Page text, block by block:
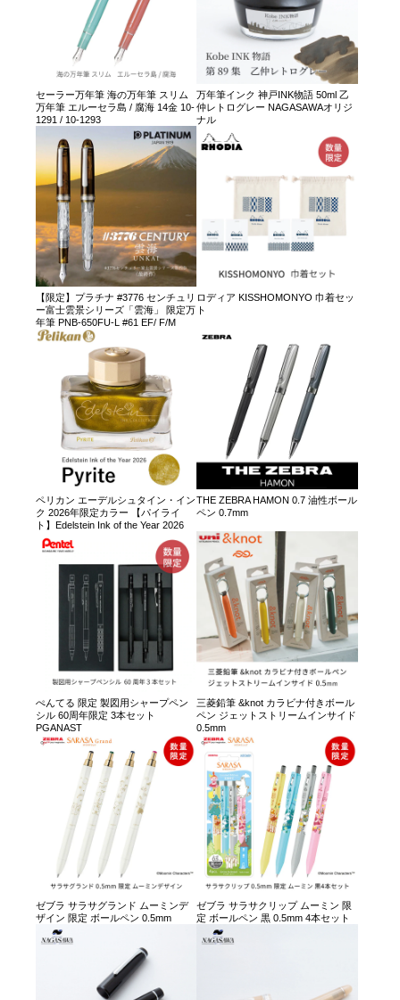
セーラー万年筆 海の万年筆 スリム
万年筆 エルーセラ島 / 腐海 14金 10-
1291 / 10-1293
万年筆インク 神戸INK物語 50ml 乙
仲レトログレー NAGASAWAオリジ
ナル
【限定】プラチナ #3776 センチュリ
ー富士雲景シリーズ「雲海」 限定万
年筆 PNB-650FU-L #61 EF/ F/M
ロディア KISSHOMONYO 巾着セッ
ト
ペリカン エーデルシュタイン・イン
ク 2026年限定カラー 【パイライ
ト】Edelstein Ink of the Year 2026
THE ZEBRA HAMON 0.7 油性ボール
ペン 0.7mm
ぺんてる 限定 製図用シャープペン
シル 60周年限定 3本セット
PGANAST
三菱鉛筆 &knot カラビナ付きボール
ペン ジェットストリームインサイド
0.5mm
ゼブラ サラサグランド ムーミンデ
ザイン 限定 ボールペン 0.5mm
ゼブラ サラサクリップ ムーミン 限
定 ボールペン 黒 0.5mm 4本セット